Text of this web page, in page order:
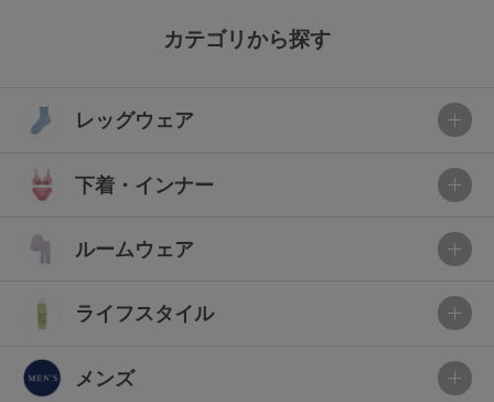
カテゴリから探す
レッグウェア
下着・インナー
ルームウェア
ライフスタイル
メンズ